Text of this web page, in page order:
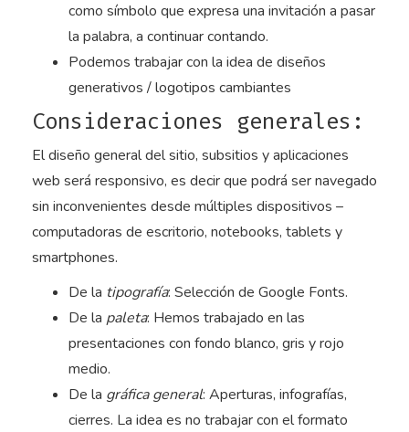
como símbolo que expresa una invitación a pasar
la palabra, a continuar contando.
Podemos trabajar con la idea de diseños
generativos / logotipos cambiantes
Consideraciones generales:
El diseño general del sitio, subsitios y aplicaciones
web será responsivo, es decir que podrá ser navegado
sin inconvenientes desde múltiples dispositivos –
computadoras de escritorio, notebooks, tablets y
smartphones.
De la tipografía: Selección de Google Fonts.
De la paleta: Hemos trabajado en las
presentaciones con fondo blanco, gris y rojo
medio.
De la gráfica general: Aperturas, infografías,
cierres. La idea es no trabajar con el formato